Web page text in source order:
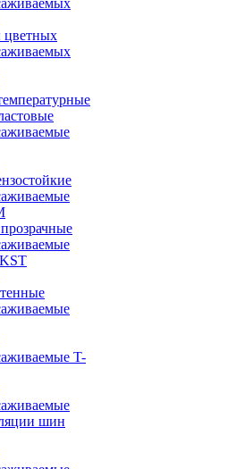
T-
шин